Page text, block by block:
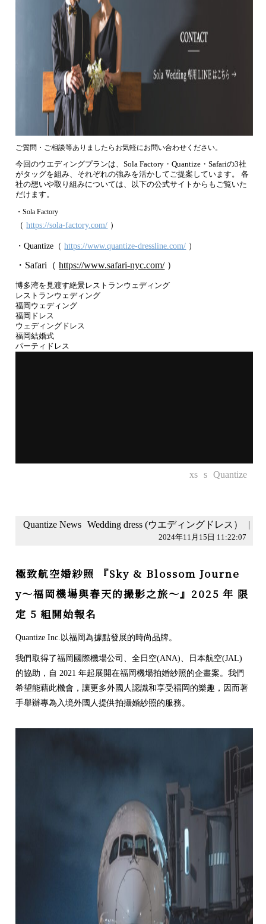
ご質問・ご相談等ありましたらお気軽にお問い合わせください。
今回のウエディングプランは、Sola Factory・Quantize・Safariの3社
がタッグを組み、それぞれの強みを活かしてご提案しています。 各
社の想いや取り組みについては、以下の公式サイトからもご覧いた
だけます。
・Sola Factory
（https://sola-factory.com/ ）
・Quantize（https://www.quantize-dressline.com/ ）
・Safari（https://www.safari-nyc.com/）
博多湾を見渡す絶景レストランウェディング
レストランウェディング
福岡ウェディング
福岡ドレス
ウェディングドレス
福岡結婚式
パーティドレス
xs s Quantize
Quantize News Wedding dress (ウエディングドレス） |
2024年11月15日 11:22:07
極致航空婚紗照 『Sky & Blossom Journe
y〜福岡機場與春天的撮影之旅〜』2025 年 限
定 5 組開始報名
Quantize Inc.以福岡為據點發展的時尚品牌。
我們取得了福岡國際機場公司、全日空(ANA)、日本航空(JAL)
的協助，自 2021 年起展開在福岡機場拍婚紗照的企畫案。我們
希望能藉此機會，讓更多外國人認識和享受福岡的樂趣，因而著
手舉辦專為入境外國人提供拍攝婚紗照的服務。